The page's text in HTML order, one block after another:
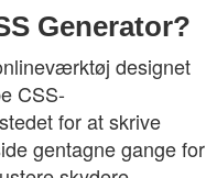
Generator?
designet
CSS-
for at skrive
gentagne gange for